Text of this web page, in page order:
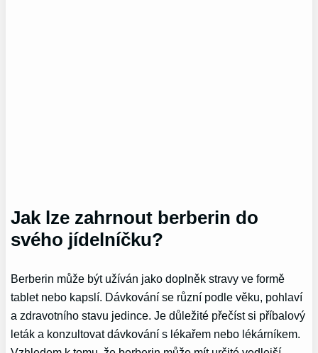
Jak lze zahrnout berberin do
svého jídelníčku?
Berberin může být užíván jako doplněk stravy ve formě
tablet nebo kapslí. Dávkování se různí podle věku, pohlaví
a zdravotního stavu jedince. Je důležité přečíst si příbalový
leták a konzultovat dávkování s lékařem nebo lékárníkem.